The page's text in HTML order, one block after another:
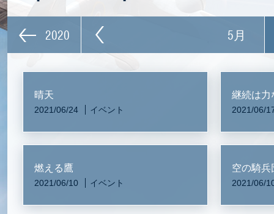
2020 5月
晴天
2021/06/24 イベント
継続は力
2021/06/
燃える鷹
2021/06/10 イベント
空の騎兵
2021/06/